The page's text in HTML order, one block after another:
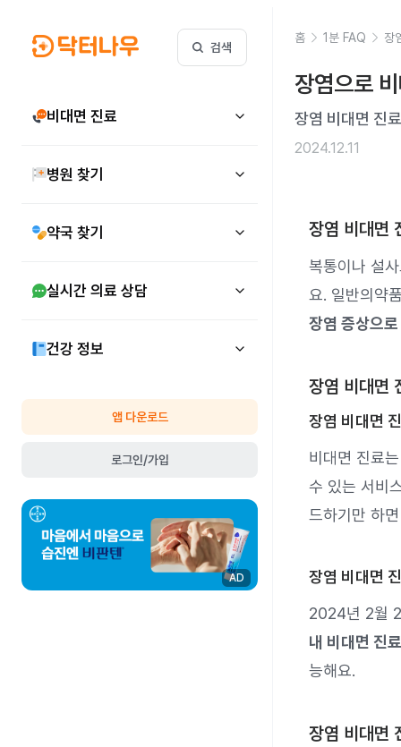
검색
비대면 진료
병원 찾기
약국 찾기
실시간 의료 상담
건강 정보
앱 다운로드
로그인/가입
AD
홈 1분 FAQ 장
장염으로
장염 비대면 진
2024.12.11
장염 비대면
복통이나 설
요. 일반의약
장염 증상으
장염 비대면
장염 비대면
비대면 진료
수 있는 서비
드하기만 하
장염 비대면
2024년 2월
내 비대면 진
능해요.
장염 비대면